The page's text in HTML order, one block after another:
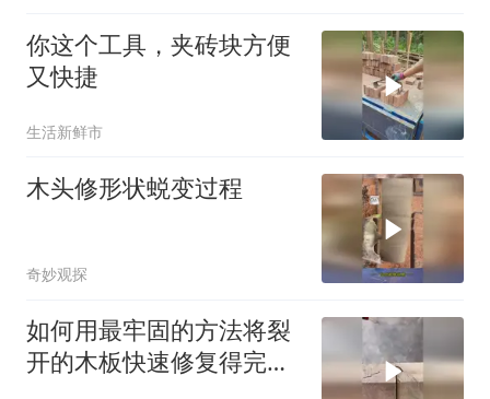
你这个工具，夹砖块方便
又快捷
生活新鲜市
木头修形状蜕变过程
奇妙观探
如何用最牢固的方法将裂
开的木板快速修复得完美